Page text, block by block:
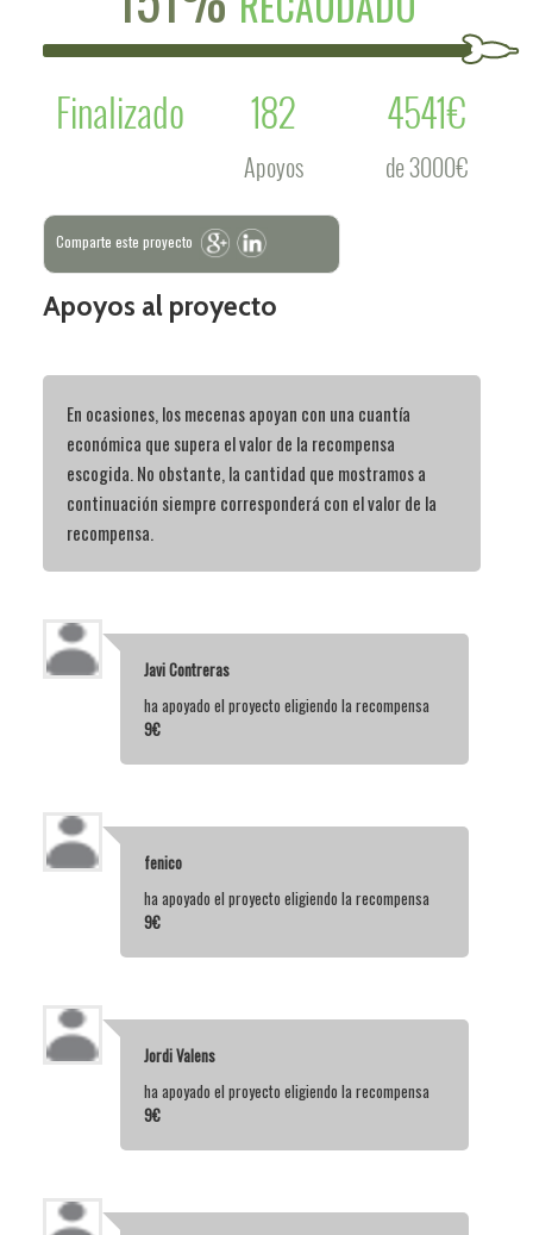
Finalizado
182
Apoyos
4541€
de 3000€
Comparte este proyecto
Apoyos al proyecto
En ocasiones, los mecenas apoyan con una cuantía
económica que supera el valor de la recompensa
escogida. No obstante, la cantidad que mostramos a
continuación siempre corresponderá con el valor de la
recompensa.
Javi Contreras
ha apoyado el proyecto eligiendo la recompensa
9€
fenico
ha apoyado el proyecto eligiendo la recompensa
9€
Jordi Valens
ha apoyado el proyecto eligiendo la recompensa
9€